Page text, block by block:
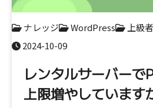
ナレッジ WordPress
上級
2024-10-09
レンタルサーバーで
上限増やしています